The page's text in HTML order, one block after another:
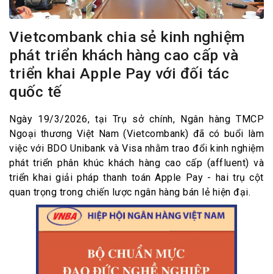
Vietcombank chia sẻ kinh nghiệm
phát triển khách hàng cao cấp và
triển khai Apple Pay với đối tác
quốc tế
Ngày 19/3/2026, tại Trụ sở chính, Ngân hàng TMCP
Ngoại thương Việt Nam (Vietcombank) đã có buổi làm
việc với BDO Unibank và Visa nhằm trao đổi kinh nghiệm
phát triển phân khúc khách hàng cao cấp (affluent) và
triển khai giải pháp thanh toán Apple Pay - hai trụ cột
quan trọng trong chiến lược ngân hàng bán lẻ hiện đại.